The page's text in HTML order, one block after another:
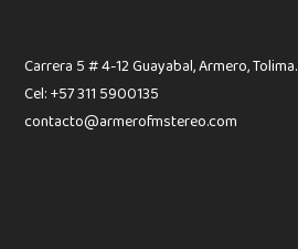
Carrera 5 # 4-12 Guayabal, Armero, Tolima.
Cel: +57 311 5900135
contacto@armerofmstereo.com